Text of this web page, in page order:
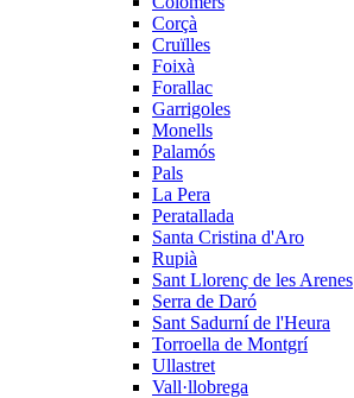
Corçà
Cruïlles
Foixà
Forallac
Garrigoles
Monells
Palamós
Pals
La Pera
Peratallada
Santa Cristina d'Aro
Rupià
Sant Llorenç de les Arenes
Serra de Daró
Sant Sadurní de l'Heura
Torroella de Montgrí
Ullastret
Vall·llobrega